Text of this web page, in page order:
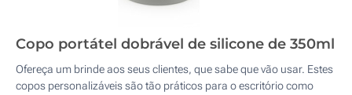
Copo portátel dobrável de silicone de 350ml
Ofereça um brinde aos seus clientes, que sabe que vão usar. Estes
copos personalizáveis são tão práticos para o escritório como